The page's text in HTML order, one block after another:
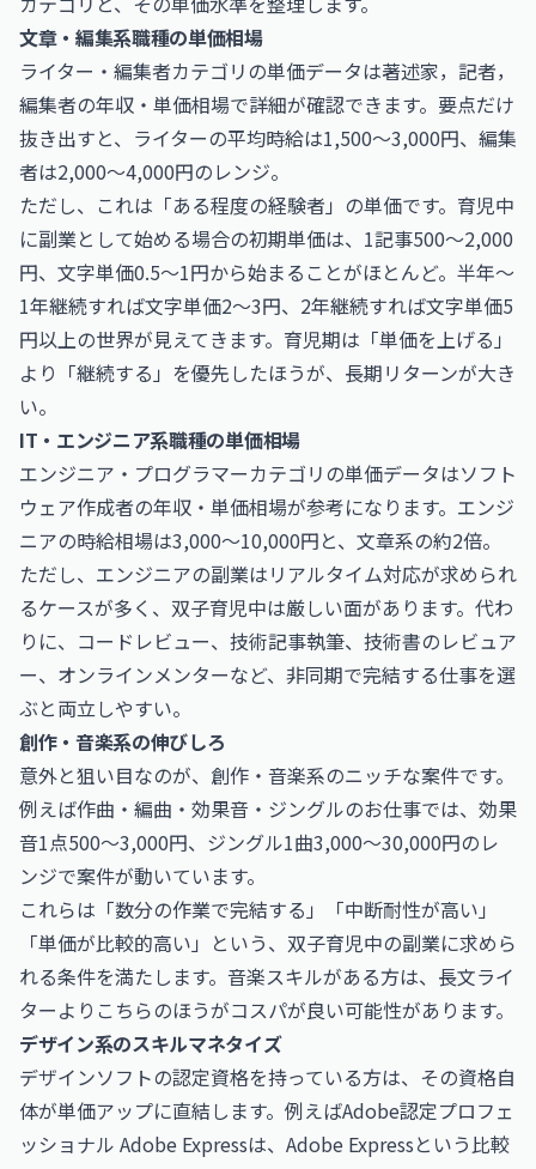
文章・編集系職種の単価相場
ライター・編集者カテゴリの単価データは著述家，記者，
編集者の年収・単価相場で詳細が確認できます。要点だけ
抜き出すと、ライターの平均時給は1,500〜3,000円、編集
者は2,000〜4,000円のレンジ。
ただし、これは「ある程度の経験者」の単価です。育児中
に副業として始める場合の初期単価は、1記事500〜2,000
円、文字単価0.5〜1円から始まることがほとんど。半年〜
1年継続すれば文字単価2〜3円、2年継続すれば文字単価5
円以上の世界が見えてきます。育児期は「単価を上げる」
より「継続する」を優先したほうが、長期リターンが大き
い。
IT・エンジニア系職種の単価相場
エンジニア・プログラマーカテゴリの単価データはソフト
ウェア作成者の年収・単価相場が参考になります。エンジ
ニアの時給相場は3,000〜10,000円と、文章系の約2倍。
ただし、エンジニアの副業はリアルタイム対応が求められ
るケースが多く、双子育児中は厳しい面があります。代わ
りに、コードレビュー、技術記事執筆、技術書のレビュア
ー、オンラインメンターなど、非同期で完結する仕事を選
ぶと両立しやすい。
創作・音楽系の伸びしろ
意外と狙い目なのが、創作・音楽系のニッチな案件です。
例えば作曲・編曲・効果音・ジングルのお仕事では、効果
音1点500〜3,000円、ジングル1曲3,000〜30,000円のレ
ンジで案件が動いています。
これらは「数分の作業で完結する」「中断耐性が高い」
「単価が比較的高い」という、双子育児中の副業に求めら
れる条件を満たします。音楽スキルがある方は、長文ライ
ターよりこちらのほうがコスパが良い可能性があります。
デザイン系のスキルマネタイズ
デザインソフトの認定資格を持っている方は、その資格自
体が単価アップに直結します。例えばAdobe認定プロフェ
ッショナル Adobe Expressは、Adobe Expressという比較